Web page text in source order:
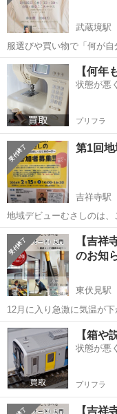
武蔵境駅
服選びや買い物で「何が
とはありませんか？ この
使いながら、 これからの
小さな講座です。 ...
東京 武蔵野市 武
【何年
状態が悪
プリフラ
第1回
吉祥寺駅
地域デビューむさしのは
作りたい！自分の人生を
る催しです。 「仕事」「
にパネルトークと気軽にお
東京 武蔵野市 吉
【吉祥
のお知
東伏見駅
12月に入り急激に気温が
すね。 さて、この度ミードの入門教室を開催させていただきま
す。 ミードとは蜂蜜を発酵させて造ったお酒で、あまり知られてはい
ませんが「世界最古のお...
東京 武蔵野市 東
【箱や
状態が悪
プリフラ
【吉祥